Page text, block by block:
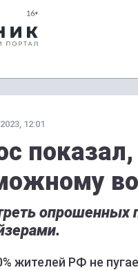
12:01
опрошенных
жителей РФ не